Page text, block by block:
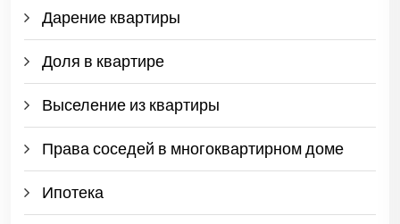
Дарение квартиры
Доля в квартире
Выселение из квартиры
Права соседей в многоквартирном доме
Ипотека